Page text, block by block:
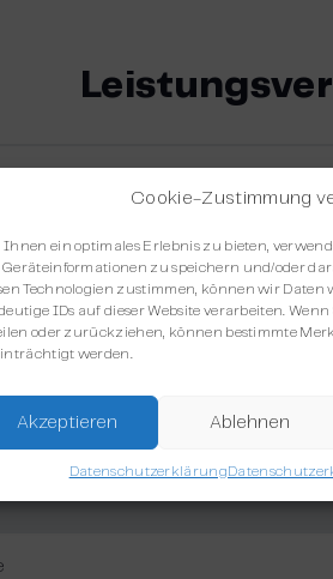
Cookie-Zustimmung
Ihnen ein optimales Erlebnis zu bieten,
Geräteinformationen zu speichern und/oder
Technologien zustimmen, können wir Daten
IDs auf dieser Website verarbeiten.
oder zurückziehen, können bestimmte
werden.
Akzeptieren Ablehnen
Datenschutzerklärung